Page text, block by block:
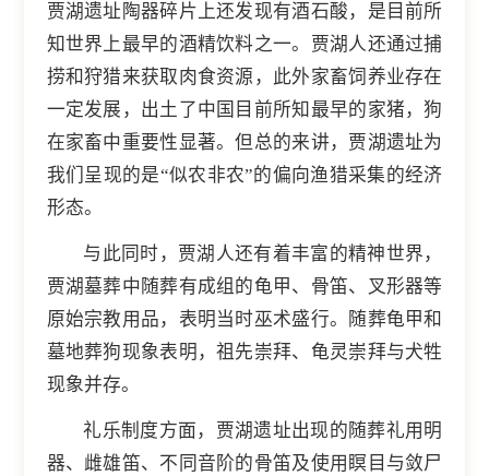
贾湖遗址陶器碎片上还发现有酒石酸，是目前所
知世界上最早的酒精饮料之一。贾湖人还通过捕
捞和狩猎来获取肉食资源，此外家畜饲养业存在
一定发展，出土了中国目前所知最早的家猪，狗
在家畜中重要性显著。但总的来讲，贾湖遗址为
我们呈现的是“似农非农”的偏向渔猎采集的经济
形态。
与此同时，贾湖人还有着丰富的精神世界，
贾湖墓葬中随葬有成组的龟甲、骨笛、叉形器等
原始宗教用品，表明当时巫术盛行。随葬龟甲和
墓地葬狗现象表明，祖先崇拜、龟灵崇拜与犬牲
现象并存。
礼乐制度方面，贾湖遗址出现的随葬礼用明
器、雌雄笛、不同音阶的骨笛及使用瞑目与敛尸